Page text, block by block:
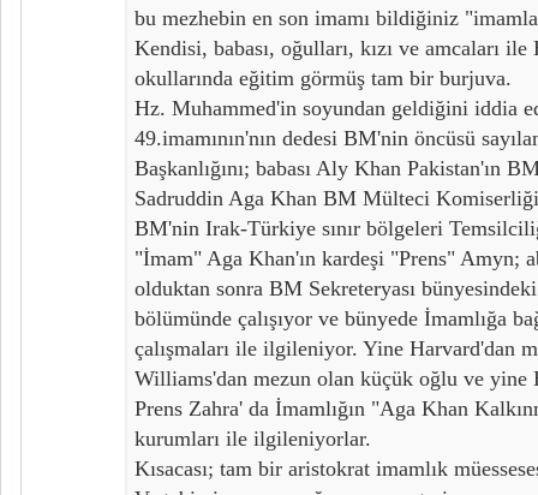
bu mezhebin en son imamı bildiğiniz
Kendisi, babası, oğulları, kızı ve amcaları
okullarında eğitim görmüş tam bir burjuva.
Hz. Muhammed'in soyundan geldiğini iddia
49.imamının'nın dedesi BM'nin öncüsü
Başkanlığını; babası Aly Khan Pakistan'ın
Sadruddin Aga Khan BM Mülteci
BM'nin Irak-Türkiye sınır bölgeleri
"İmam" Aga Khan'ın kardeşi "Prens" Amyn;
olduktan sonra BM Sekreteryası
bölümünde çalışıyor ve bünyede İmamlığa
çalışmaları ile ilgileniyor. Yine Harvard'dan
Williams'dan mezun olan küçük oğlu ve yine
Prens Zahra' da İmamlığın "Aga Khan
kurumları ile ilgileniyorlar.
Kısacası; tam bir aristokrat imamlık